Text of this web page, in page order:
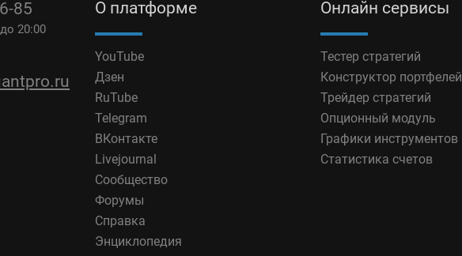
85
20:00
О платформе
YouTube
Дзен
RuTube
Telegram
ВКонтакте
Livejournal
Сообщество
Форумы
Справка
Энциклопедия
Онлайн сервисы
Тестер стратегий
Конструктор портфелей
Трейдер стратегий
Опционный модуль
Графики инструментов
Статистика счетов